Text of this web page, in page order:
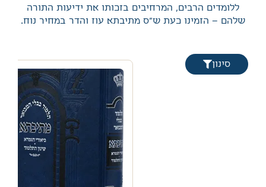
ללומדים הרבים, המרחיבים בזכותו את ידיעות התורה
שלהם – הזמינו כעת ש"ס מתיבתא עוז והדר במחיר נוח.
סינון